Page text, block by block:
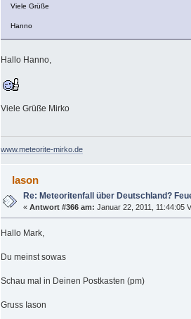
Viele Grüße
Hanno
Hallo Hanno,
Viele Grüße Mirko
www.meteorite-mirko.de
Iason
Re: Meteoritenfall über Deutschland?
«Antwort #366 am: Januar 22, 2011, 11:44:05
Hallo Mark,
Du meinst sowas
Schau mal in Deinen Postkasten (pm)
Gruss Iason